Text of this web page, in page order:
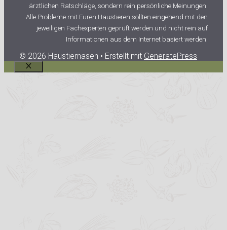
ärztlichen Ratschläge, sondern rein persönliche Meinungen.
Alle Probleme mit Euren Haustieren sollten eingehend mit den
jeweiligen Fachexperten geprüft werden und nicht rein auf
Informationen aus dem Internet basiert werden.
© 2026 Haustiernasen • Erstellt mit GeneratePress
Schließen